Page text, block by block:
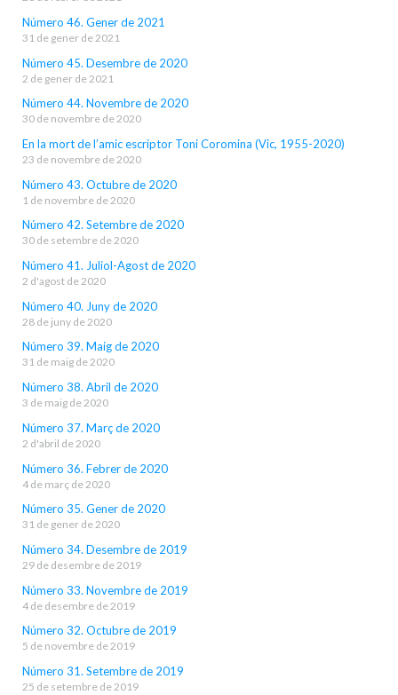
Número 46. Gener de 2021
31 de gener de 2021
Número 45. Desembre de 2020
2 de gener de 2021
Número 44. Novembre de 2020
30 de novembre de 2020
En la mort de l’amic escriptor Toni Coromina (Vic, 1955-2020)
23 de novembre de 2020
Número 43. Octubre de 2020
1 de novembre de 2020
Número 42. Setembre de 2020
30 de setembre de 2020
Número 41. Juliol-Agost de 2020
2 d'agost de 2020
Número 40. Juny de 2020
28 de juny de 2020
Número 39. Maig de 2020
31 de maig de 2020
Número 38. Abril de 2020
3 de maig de 2020
Número 37. Març de 2020
2 d'abril de 2020
Número 36. Febrer de 2020
4 de març de 2020
Número 35. Gener de 2020
31 de gener de 2020
Número 34. Desembre de 2019
29 de desembre de 2019
Número 33. Novembre de 2019
4 de desembre de 2019
Número 32. Octubre de 2019
5 de novembre de 2019
Número 31. Setembre de 2019
25 de setembre de 2019